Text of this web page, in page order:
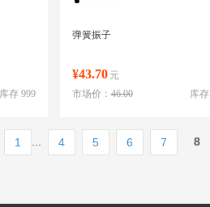
库存 999
弹簧振子
¥43.70 元
库
市场价：46.00
1 4 5 6 7 8